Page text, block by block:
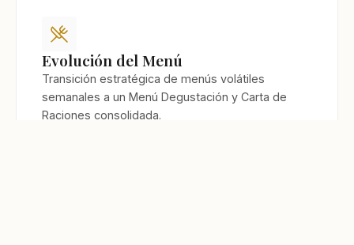
Evolución del Menú
Transición estratégica de menús volátiles
semanales a un Menú Degustación y Carta de
Raciones consolidada.